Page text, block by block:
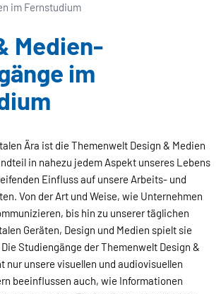
im Fernstudium
Medien-
im
Ära ist die Themenwelt Design & Medien
in nahezu jedem Aspekt unseres Lebens
Einfluss auf unsere Arbeits- und
Von der Art und Weise, wie Unternehmen
bis hin zu unserer täglichen
Geräten, Design und Medien spielt sie
Studiengänge der Themenwelt Design &
nur unsere visuellen und audiovisuellen
beeinflussen auch, wie Informationen